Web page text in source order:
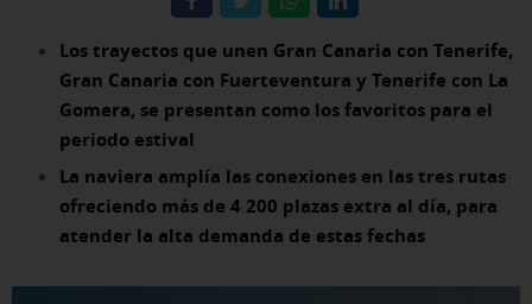
Los trayectos que unen Gran Canaria con Tenerife,
Gran Canaria con Fuerteventura y Tenerife con La
Gomera, se presentan como los favoritos para el
periodo estival
La naviera amplía las conexiones en las tres rutas
ofreciendo más de 4 200 plazas extra al día, para
atender la alta demanda de estas fechas